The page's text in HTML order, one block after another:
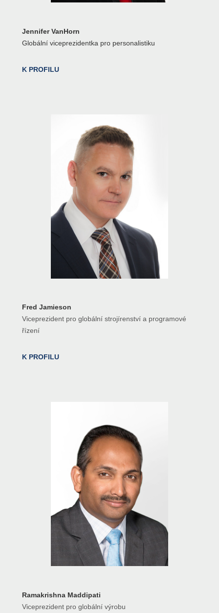
Jennifer VanHorn
Globální viceprezidentka pro personalistiku
K PROFILU
Fred Jamieson
Viceprezident pro globální strojírenství a programové
řízení
K PROFILU
Ramakrishna Maddipati
Viceprezident pro globální výrobu